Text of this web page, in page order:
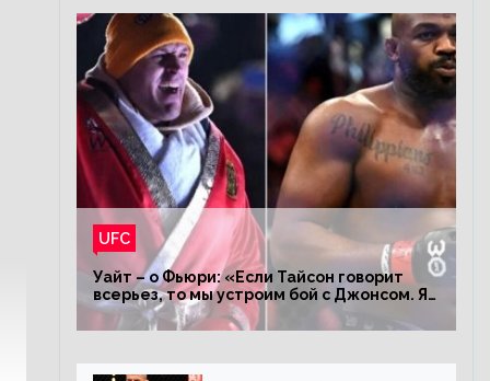
UFC
Уайт – о Фьюри: «Если Тайсон говорит
всерьез, то мы устроим бой с Джонсом. Я
заставил Флойда Мейвезера драться с
Конором»